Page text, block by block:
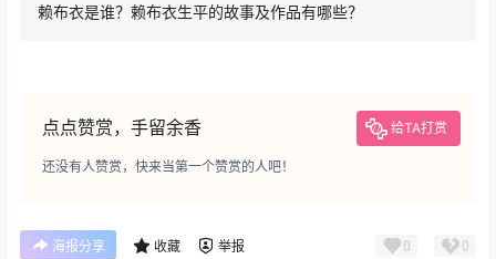
赖布衣是谁？赖布衣生平的故事及作品有哪些？
点点赞赏，手留余香 给TA打赏
还没有人赞赏，快来当第一个赞赏的人吧！
海报分享 收藏 举报 0 0